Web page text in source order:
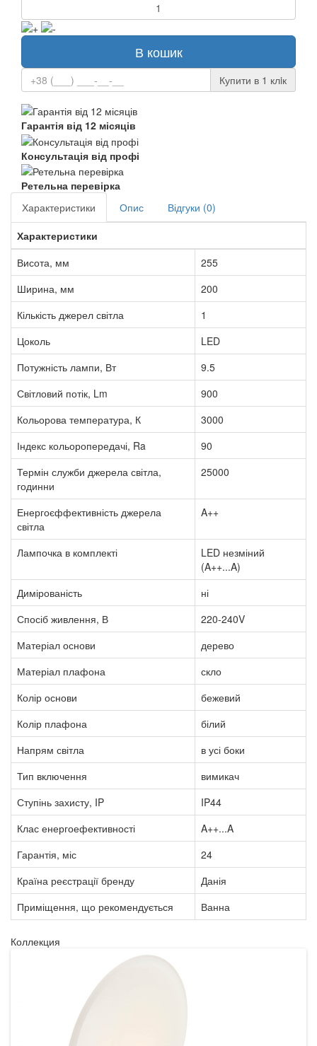
В кошик
Купити в 1 клiк
Гарантія від 12 місяців
Консультація від профі
Ретельна перевірка
Характеристики
Опис
Відгуки (0)
Характеристики
Висота, мм
255
Ширина, мм
200
Кількість джерел світла
1
Цоколь
LED
Потужність лампи, Вт
9.5
Світловий потік, Lm
900
Кольорова температура, К
3000
Індекс кольоропередачі, Ra
90
Термін служби джерела світла,
годинни
25000
Енергоєффективність джерела
світла
A++
Лампочка в комплекті
LED незміний
(A++...A)
Димірованість
ні
Спосіб живлення, В
220-240V
Матеріал основи
дерево
Матеріал плафона
скло
Колір основи
бежевий
Колір плафона
білий
Напрям світла
в усі боки
Тип включення
вимикач
Ступінь захисту, IP
IP44
Клас енергоефективності
A++...A
Гарантія, міс
24
Країна реєстрації бренду
Данія
Приміщення, що рекомендується
Ванна
Коллекция